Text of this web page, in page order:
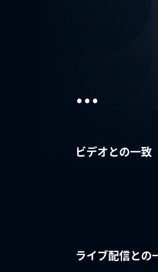
...
ビデオとの一致
ライブ配信との